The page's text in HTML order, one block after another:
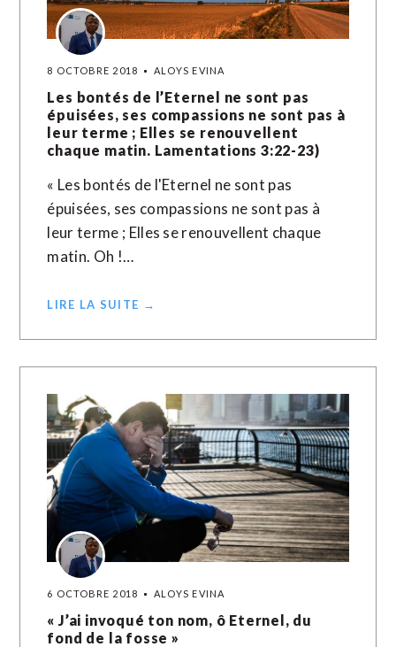
8 OCTOBRE 2018 ALOYS EVINA
Les bontés de l’Eternel ne sont pas
épuisées, ses compassions ne sont pas à
leur terme ; Elles se renouvellent
chaque matin. Lamentations 3:22-23)
« Les bontés de l'Eternel ne sont pas
épuisées, ses compassions ne sont pas à
leur terme ; Elles se renouvellent chaque
matin. Oh !…
LIRE LA SUITE →
6 OCTOBRE 2018 ALOYS EVINA
« J’ai invoqué ton nom, ô Eternel, du
fond de la fosse »